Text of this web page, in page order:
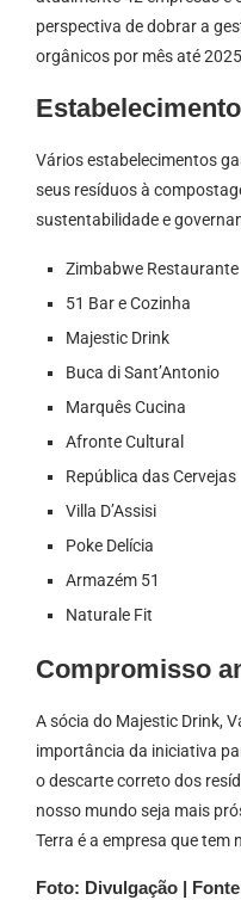
perspectiva de dobrar a
orgânicos por mês até
Vários estabelecimentos
seus resíduos à
sustentabilidade e
Zimbabwe Restaurante
51 Bar e Cozinha
Majestic Drink
Buca di Sant’Antonio
Marquês Cucina
Afronte Cultural
República das Cervejas
Villa D’Assisi
Poke Delícia
Armazém 51
Naturale Fit
Compromisso
A sócia do Majestic Drink,
importância da iniciativa
o descarte correto dos
nosso mundo seja mais
Terra é a empresa que tem
Foto: Divulgação |